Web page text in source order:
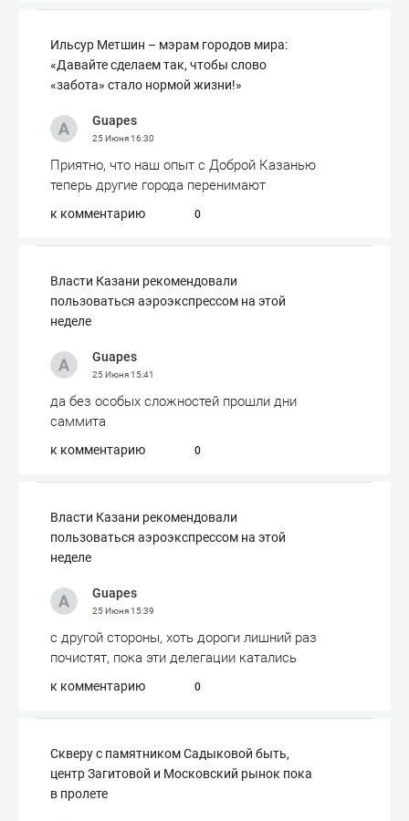
Ильсур Метшин – мэрам городов мира:
«Давайте сделаем так, чтобы слово
«забота» стало нормой жизни!»
Guapes
25 Июня16:30
Приятно, что наш опыт с Доброй Казанью
теперь другие города перенимают
к комментарию 0
Власти Казани рекомендовали
пользоваться аэроэкспрессом на этой
неделе
Guapes
25 Июня15:41
да без особых сложностей прошли дни
саммита
к комментарию 0
Власти Казани рекомендовали
пользоваться аэроэкспрессом на этой
неделе
Guapes
25 Июня15:39
с другой стороны, хоть дороги лишний раз
почистят, пока эти делегации катались
к комментарию 0
Скверу с памятником Садыковой быть,
центр Загитовой и Московский рынок пока
в пролете